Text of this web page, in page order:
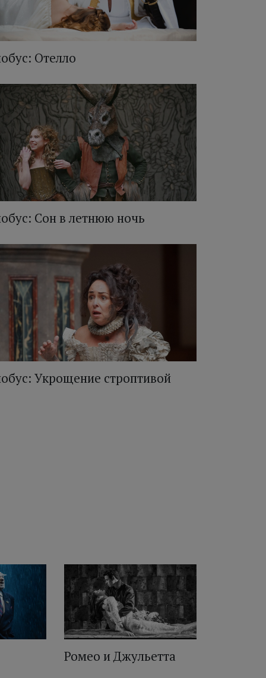
Отелло
Сон в летнюю ночь
Укрощение строптивой
Ромео и Джульетта